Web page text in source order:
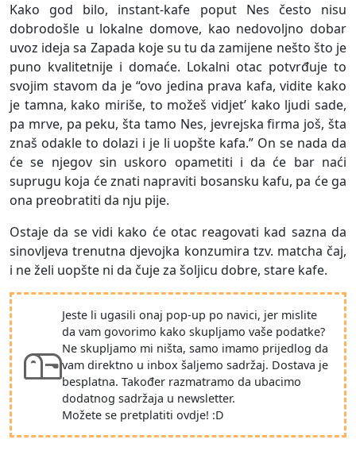
Kako god bilo, instant-kafe poput Nes često nisu
dobrodošle u lokalne domove, kao nedovoljno dobar
uvoz ideja sa Zapada koje su tu da zamijene nešto što je
puno kvalitetnije i domaće. Lokalni otac potvrđuje to
svojim stavom da je “ovo jedina prava kafa, vidite kako
je tamna, kako miriše, to možeš vidjet’ kako ljudi sade,
pa mrve, pa peku, šta tamo Nes, jevrejska firma još, šta
znaš odakle to dolazi i je li uopšte kafa.” On se nada da
će se njegov sin uskoro opametiti i da će bar naći
suprugu koja će znati napraviti bosansku kafu, pa će ga
ona preobratiti da nju pije.
Ostaje da se vidi kako će otac reagovati kad sazna da
sinovljeva trenutna djevojka konzumira tzv. matcha čaj,
i ne želi uopšte ni da čuje za šoljicu dobre, stare kafe.
Jeste li ugasili onaj pop-up po navici, jer mislite
da vam govorimo kako skupljamo vaše podatke?
Ne skupljamo mi ništa, samo imamo prijedlog da
vam direktno u inbox šaljemo sadržaj. Dostava je
besplatna. Također razmatramo da ubacimo
dodatnog sadržaja u newsletter.
Možete se pretplatiti ovdje! :D